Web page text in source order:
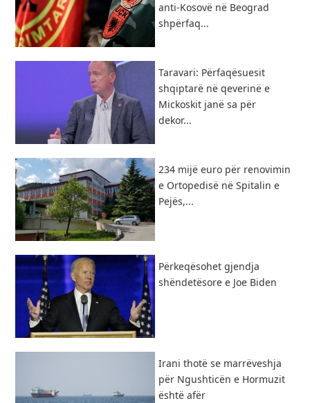
anti-Kosovë në Beograd
shpërfaq...
Taravari: Përfaqësuesit
shqiptarë në qeverinë e
Mickoskit janë sa për
dekor...
234 mijë euro për renovimin
e Ortopedisë në Spitalin e
Pejës,...
Përkeqësohet gjendja
shëndetësore e Joe Biden
Irani thotë se marrëveshja
për Ngushticën e Hormuzit
është afër